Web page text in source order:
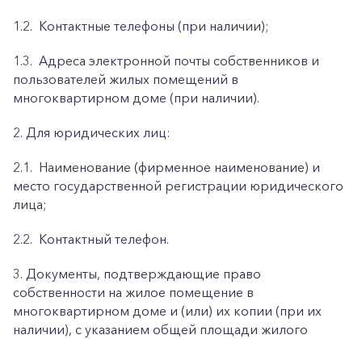
1.2. Контактные телефоны (при наличии);
1.3. Адреса электронной почты собственников и
пользователей жилых помещений в
многоквартирном доме (при наличии).
2. Для юридических лиц:
2.1. Наименование (фирменное наименование) и
место государственной регистрации юридического
лица;
2.2. Контактный телефон.
3. Документы, подтверждающие право
собственности на жилое помещение в
многоквартирном доме и (или) их копии (при их
наличии), с указанием общей площади жилого